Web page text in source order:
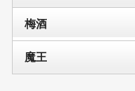
梅酒
魔王